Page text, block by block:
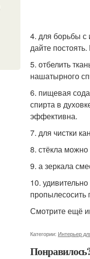
4. для борьбы с
дайте
5. отбелить
нашатырного
6. пищевая
спирта в
эффективна.
7. для чистки
8. стёкла
9. а зеркала
10.
пропылесосить
Смотрите ещё
Категории: Интерьер